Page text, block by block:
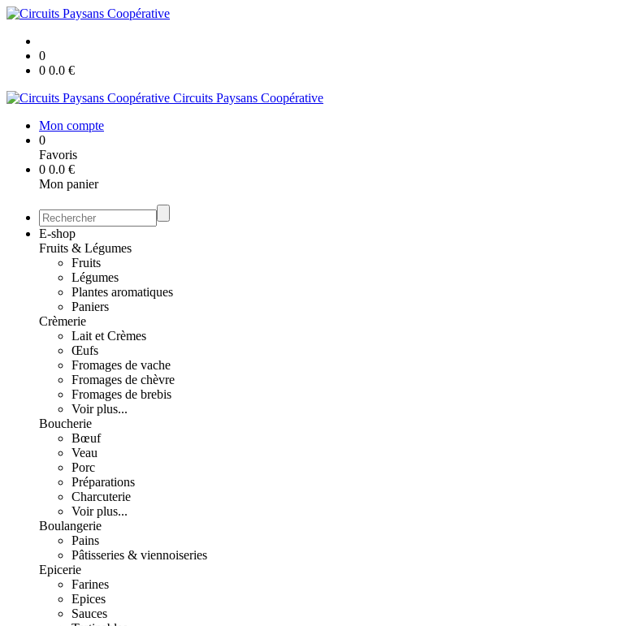
0
0 0.0 €
Circuits Paysans Coopérative
Mon compte
0
Favoris
0 0.0 €
Mon panier
E-shop
Fruits & Légumes
Fruits
Légumes
Plantes aromatiques
Paniers
Crèmerie
Lait et Crèmes
Œufs
Fromages de vache
Fromages de chèvre
Fromages de brebis
Voir plus...
Boucherie
Bœuf
Veau
Porc
Préparations
Charcuterie
Voir plus...
Boulangerie
Pains
Pâtisseries & viennoiseries
Epicerie
Farines
Epices
Sauces